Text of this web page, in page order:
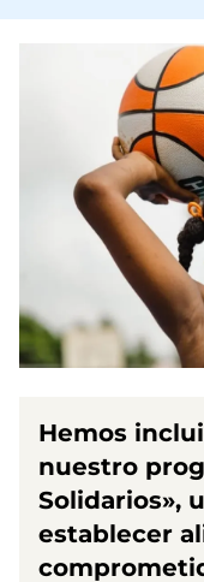
Hemos
nuestro
Solidarios»,
establecer